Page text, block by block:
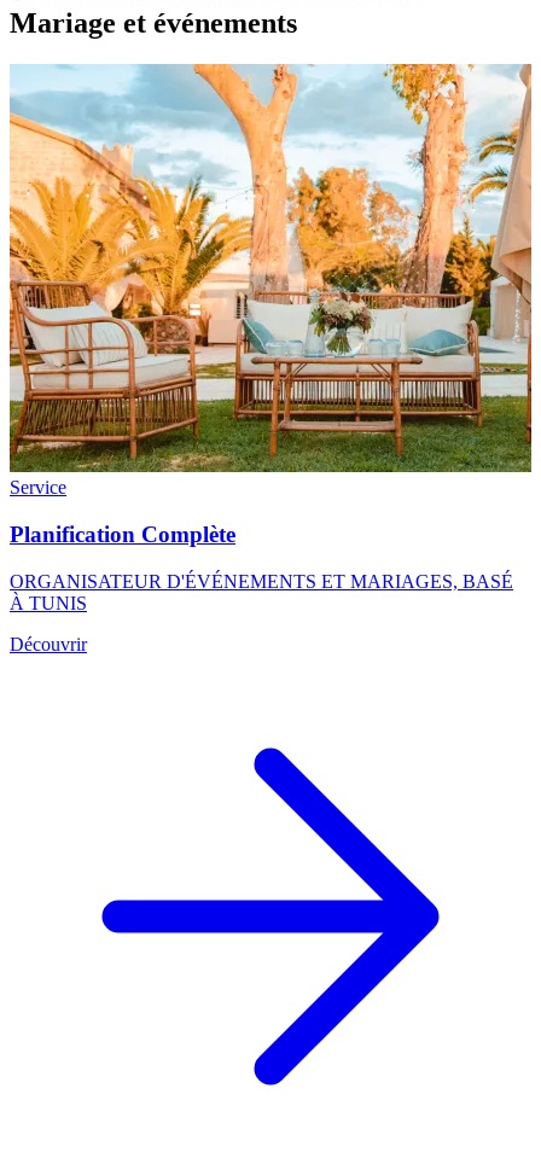
Mariage et événements
Service
Planification Complète
ORGANISATEUR D'ÉVÉNEMENTS ET MARIAGES, BASÉ
À TUNIS
Découvrir